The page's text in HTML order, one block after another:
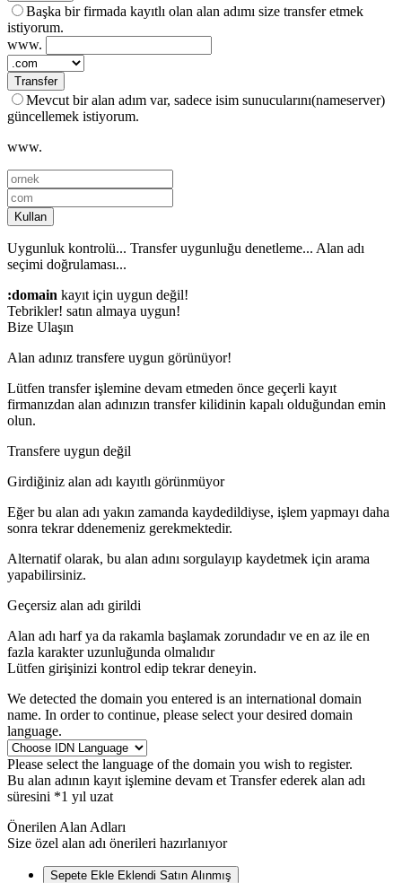
Başka bir firmada kayıtlı olan alan adımı size transfer etmek
istiyorum.
www.
Transfer
Mevcut bir alan adım var, sadece isim sunucularını(nameserver)
güncellemek istiyorum.
www.
Kullan
Uygunluk kontrolü... Transfer uygunluğu denetleme... Alan adı
seçimi doğrulaması...
:domain kayıt için uygun değil!
Tebrikler! satın almaya uygun!
Bize Ulaşın
Alan adınız transfere uygun görünüyor!
Lütfen transfer işlemine devam etmeden önce geçerli kayıt
firmanızdan alan adınızın transfer kilidinin kapalı olduğundan emin
olun.
Transfere uygun değil
Girdiğiniz alan adı kayıtlı görünmüyor
Eğer bu alan adı yakın zamanda kaydedildiyse, işlem yapmayı daha
sonra tekrar ddenemeniz gerekmektedir.
Alternatif olarak, bu alan adını sorgulayıp kaydetmek için arama
yapabilirsiniz.
Geçersiz alan adı girildi
Alan adı harf ya da rakamla başlamak zorundadırve en az ile en
fazla karakter uzunluğunda olmalıdır
Lütfen girişinizi kontrol edip tekrar deneyin.
We detected the domain you entered is an international domain
name. In order to continue, please select your desired domain
language.
Please select the language of the domain you wish to register.
Bu alan adının kayıt işlemine devam et Transfer ederek alan adı
süresini *1 yıl uzat
Önerilen Alan Adları
Size özel alan adı önerileri hazırlanıyor
Sepete Ekle Eklendi Satın Alınmış